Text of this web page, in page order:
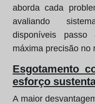
aborda cada
avaliando
disponíveis
máxima precisão no
Esgotamento
esforço
A maior